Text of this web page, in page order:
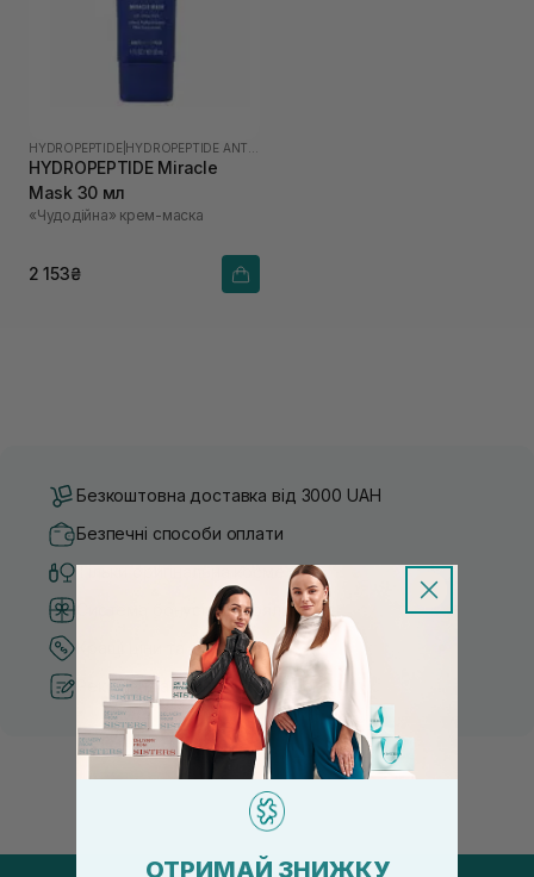
HYDROPEPTIDE
HYDROPEPTIDE Miracle
Mask 30 мл
«Чудодійна» крем-маска
2 153₴
Безкоштовна доставка від 3000 UAH
Безпечні способи оплати
Тільки оригінальна косметика
Система бонусів та лояльності
Кращі ціни та топ товари
Рекомендації від косметологів
ОТРИМАЙ ЗНИЖКУ